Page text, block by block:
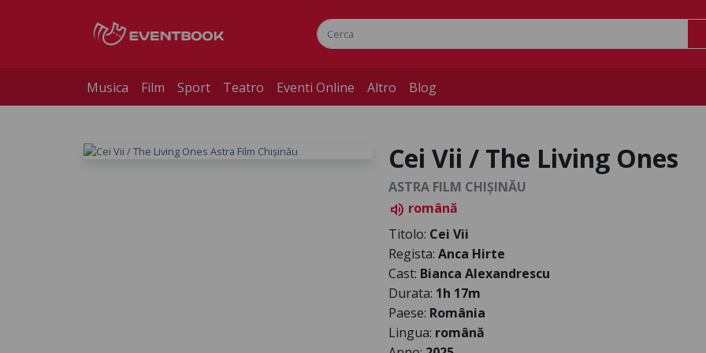
Musica Film Sport Teatro Eventi Online Altro Blog
Cei Vii / The Living Ones
ASTRA FILM CHIȘINĂU
volume_up română
Titolo: Cei Vii
Regista: Anca Hirte
Cast: Bianca Alexandrescu
Durata: 1h 17m
Paese: România
Lingua: română